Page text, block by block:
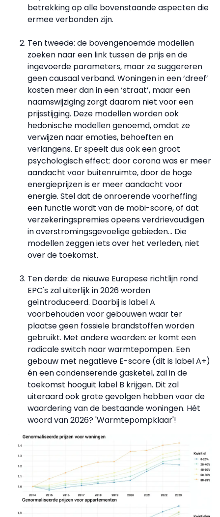
betrekking op alle bovenstaande aspecten die
ermee verbonden zijn.
Ten tweede: de bovengenoemde modellen
zoeken naar een link tussen de prijs en de
ingevoerde parameters, maar ze suggereren
geen causaal verband. Woningen in een ‘dreef’
kosten meer dan in een ‘straat’, maar een
naamswijziging zorgt daarom niet voor een
prijsstijging. Deze modellen worden ook
hedonische modellen genoemd, omdat ze
verwijzen naar emoties, behoeften en
verlangens. Er speelt dus ook een groot
psychologisch effect: door corona was er meer
aandacht voor buitenruimte, door de hoge
energieprijzen is er meer aandacht voor
energie. Stel dat de onroerende voorheffing
een functie wordt van de mobi-score, of dat
verzekeringspremies opeens verdrievoudigen
in overstromingsgevoelige gebieden... Die
modellen zeggen iets over het verleden, niet
over de toekomst.
Ten derde: de nieuwe Europese richtlijn rond
EPC's zal uiterlijk in 2026 worden
geïntroduceerd. Daarbij is label A
voorbehouden voor gebouwen waar ter
plaatse geen fossiele brandstoffen worden
gebruikt. Met andere woorden: er komt een
radicale switch naar warmtepompen. Een
gebouw met negatieve E-score (dit is label A+)
én een condenserende gasketel, zal in de
toekomst hooguit label B krijgen. Dit zal
uiteraard ook grote gevolgen hebben voor de
waardering van de bestaande woningen. Hét
woord van 2026? 'Warmtepompklaar'!